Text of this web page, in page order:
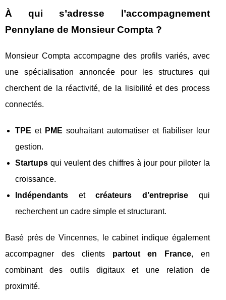
À qui s’adresse l’accompagnement
Pennylane de Monsieur Compta ?
Monsieur Compta accompagne des profils variés, avec
une spécialisation annoncée pour les structures qui
cherchent de la réactivité, de la lisibilité et des process
connectés.
TPE et PME souhaitant automatiser et fiabiliser leur
gestion.
Startups qui veulent des chiffres à jour pour piloter la
croissance.
Indépendants etcréateurs d’entreprisequi
recherchent un cadre simple et structurant.
Basé près de Vincennes, le cabinet indique également
accompagner des clients partout en France, en
combinant des outils digitaux et une relation de
proximité.